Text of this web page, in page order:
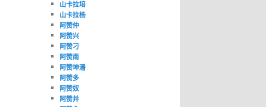
山卡拉培
山卡拉杨
阿赞仲
阿赞兴
阿赞刁
阿赞南
阿赞坤潘
阿赞多
阿赞奴
阿赞并